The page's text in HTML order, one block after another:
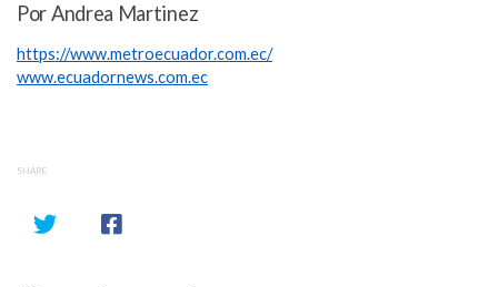
Por Andrea Martinez
https://www.metroecuador.com.ec/
www.ecuadornews.com.ec
SHARE